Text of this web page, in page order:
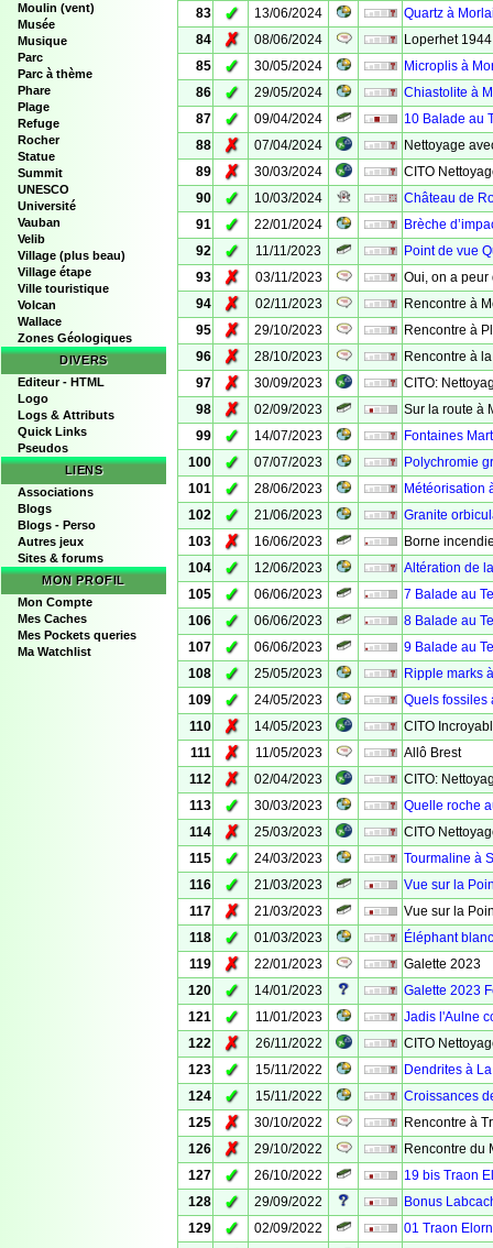
Moulin (vent)
Musée
Musique
Parc
Parc à thème
Phare
Plage
Refuge
Rocher
Statue
Summit
UNESCO
Université
Vauban
Velib
Village (plus beau)
Village étape
Ville touristique
Volcan
Wallace
Zones Géologiques
DIVERS
Editeur - HTML
Logo
Logs & Attributs
Quick Links
Pseudos
LIENS
Associations
Blogs
Blogs - Perso
Autres jeux
Sites & forums
MON PROFIL
Mon Compte
Mes Caches
Mes Pockets queries
Ma Watchlist
83
✓ 13/06/2024
Quartz à
84
✗ 08/06/2024
Loperhet
85
✓ 30/05/2024
Microplis à
86
✓ 29/05/2024
Chiastolite à
87
✓ 09/04/2024
10 Balade au
88
✗ 07/04/2024
Nettoyage
89
✗ 30/03/2024
CITO
90
✓ 10/03/2024
Château de
91
✓ 22/01/2024
Brèche
92
✓ 11/11/2023
Point de vue
93
✗ 03/11/2023
Oui, on a peur
94
✗ 02/11/2023
Rencontre à
95
✗ 29/10/2023
Rencontre à
96
✗ 28/10/2023
Rencontre à
97
✗ 30/09/2023
CITO:
98
✗ 02/09/2023
Sur la route à
99
✓ 14/07/2023
Fontaines
100
✓ 07/07/2023
Polychromie
101
✓ 28/06/2023
Météorisation
102
✓ 21/06/2023
Granite
103
✗ 16/06/2023
Borne
104
✓ 12/06/2023
Altération de
105
✓ 06/06/2023
7 Balade au
106
✓ 06/06/2023
8 Balade au
107
✓ 06/06/2023
9 Balade au
108
✓ 25/05/2023
Ripple marks
109
✓ 24/05/2023
Quels fossiles
110
✗ 14/05/2023
CITO
111
✗ 11/05/2023
Allô Brest
112
✗ 02/04/2023
CITO:
113
✓ 30/03/2023
Quelle roche
114
✗ 25/03/2023
CITO
115
✓ 24/03/2023
Tourmaline à
116
✓ 21/03/2023
Vue sur la
117
✗ 21/03/2023
Vue sur la
118
✓ 01/03/2023
Éléphant
119
✗ 22/01/2023
Galette 2023
120
✓ 14/01/2023
Galette 2023
121
✓ 11/01/2023
Jadis l'Aulne
122
✗ 26/11/2022
CITO
123
✓ 15/11/2022
Dendrites à
124
✓ 15/11/2022
Croissances
125
✗ 30/10/2022
Rencontre à
126
✗ 29/10/2022
Rencontre du
127
✓ 26/10/2022
19 bis Traon
128
✓ 29/09/2022
Bonus
129
✓ 02/09/2022
01 Traon Elorn